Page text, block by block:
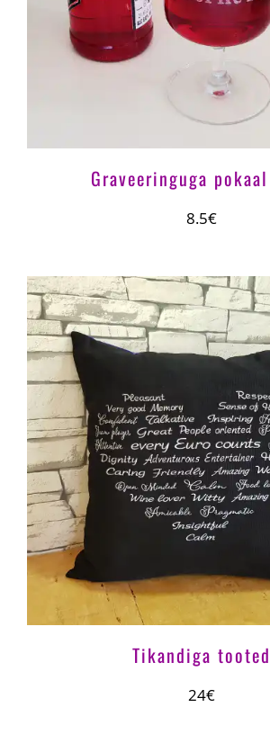
Graveeringuga
8.5€
Tikandiga tooted
24€